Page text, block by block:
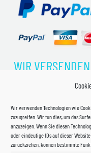
Wir verwenden Technologien wie
zuzugreifen. Wir tun dies, um das
anzuzeigen. Wenn Sie diesen
oder eindeutige IDs auf dieser
zurückziehen, können bestimmte
WIR